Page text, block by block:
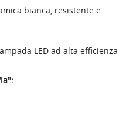
bianca, resistente e
LED ad alta efficienza